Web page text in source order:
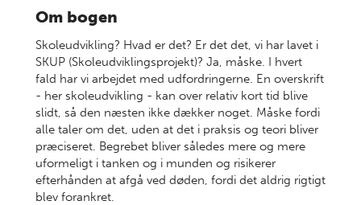
Om bogen
Skoleudvikling? Hvad er det? Er det det, vi har lavet i
SKUP (Skoleudviklingsprojekt)? Ja, måske. I hvert
fald har vi arbejdet med udfordringerne. En overskrift
- her skoleudvikling - kan over relativ kort tid blive
slidt, så den næsten ikke dækker noget. Måske fordi
alle taler om det, uden at det i praksis og teori bliver
præciseret. Begrebet bliver således mere og mere
uformeligt i tanken og i munden og risikerer
efterhånden at afgå ved døden, fordi det aldrig rigtigt
blev forankret.